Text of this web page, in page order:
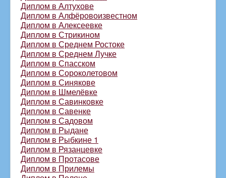
Диплом в Алтухове
Диплом в Алфёровоизвестном
Диплом в Алексеевке
Диплом в Стрикином
Диплом в Среднем Ростоке
Диплом в Среднем Лучке
Диплом в Спасском
Диплом в Сороколетовом
Диплом в Синякове
Диплом в Шмелёвке
Диплом в Савинковке
Диплом в Савенке
Диплом в Садовом
Диплом в Рыдане
Диплом в Рыбкине 1
Диплом в Рязанцевке
Диплом в Протасове
Диплом в Прилемы